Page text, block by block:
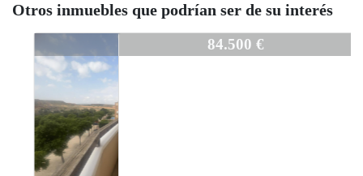
Otros inmuebles que podrían ser de su interés
84.500 €